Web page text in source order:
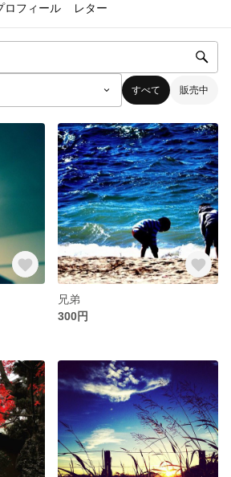
ロフィール レター
すべて 販売中
兄弟
300円